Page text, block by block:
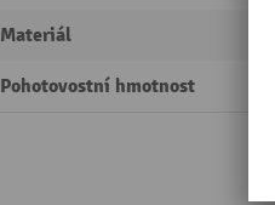
Materiál
Pohotovostní hmotnost